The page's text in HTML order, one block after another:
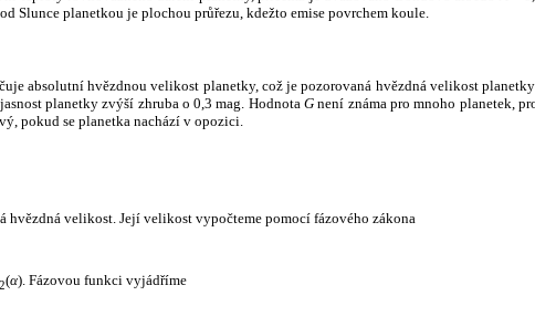
Slunce planetkou je plochou průřezu, kdežto emise povrchem koule.
absolutní hvězdnou velikost planetky, což je pozorovaná hvězdná velikost
planetky zvýší zhruba o 0,3 mag. HodnotaG není známa pro mnoho planetek,
pokud se planetka nachází v opozici.
hvězdná velikost. Její velikost vypočteme pomocí fázového zákona
2(α). Fázovou funkci vyjádříme